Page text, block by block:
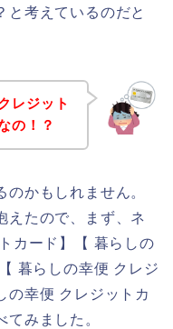
と考えているのだと
レジット
の！？
かもしれません。
えたので、まず、ネ
カード】【 暮らしの
暮らしの幸便 クレジ
幸便 クレジットカ
みました。